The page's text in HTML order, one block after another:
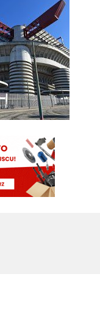
Romero byl juz niby
dogadali
Asllaniego
"Pieniądze
podają, że Romero